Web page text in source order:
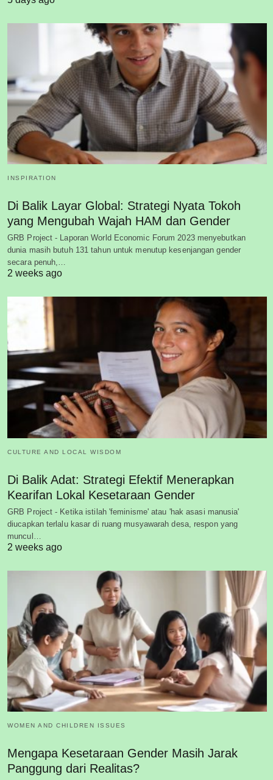
INSPIRATION
Di Balik Layar Global: Strategi Nyata Tokoh
yang Mengubah Wajah HAM dan Gender
GRB Project - Laporan World Economic Forum 2023 menyebutkan
dunia masih butuh 131 tahun untuk menutup kesenjangan gender
secara penuh,…
2 weeks ago
CULTURE AND LOCAL WISDOM
Di Balik Adat: Strategi Efektif Menerapkan
Kearifan Lokal Kesetaraan Gender
GRB Project - Ketika istilah 'feminisme' atau 'hak asasi manusia'
diucapkan terlalu kasar di ruang musyawarah desa, respon yang
muncul…
2 weeks ago
WOMEN AND CHILDREN ISSUES
Mengapa Kesetaraan Gender Masih Jarak
Panggung dari Realitas?